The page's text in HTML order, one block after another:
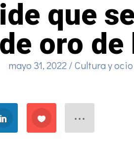
que
oro
mayo 31, 2022/Cultura y ocio